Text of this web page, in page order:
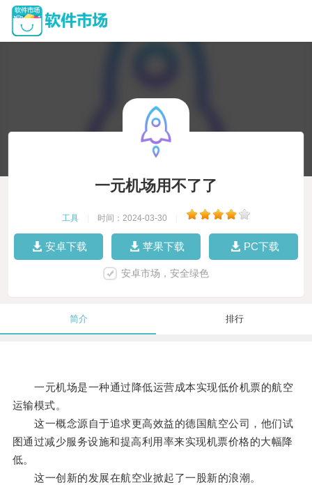
一元机场用不了了
工具 时间：2024-03-30
安卓下载 苹果下载 PC下载
安卓市场，安全绿色
简介 排行
一元机场是一种通过降低运营成本实现低价机票的航空
运输模式。
这一概念源自于追求更高效益的德国航空公司，他们试
图通过减少服务设施和提高利用率来实现机票价格的大幅降
低。
这一创新的发展在航空业掀起了一股新的浪潮。